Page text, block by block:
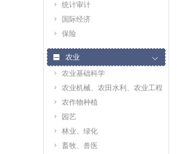
统计审计
国际经济
保险
农业
农业基础科学
农业机械、农田水利、农业工程
农作物种植
园艺
林业、绿化
畜牧、兽医